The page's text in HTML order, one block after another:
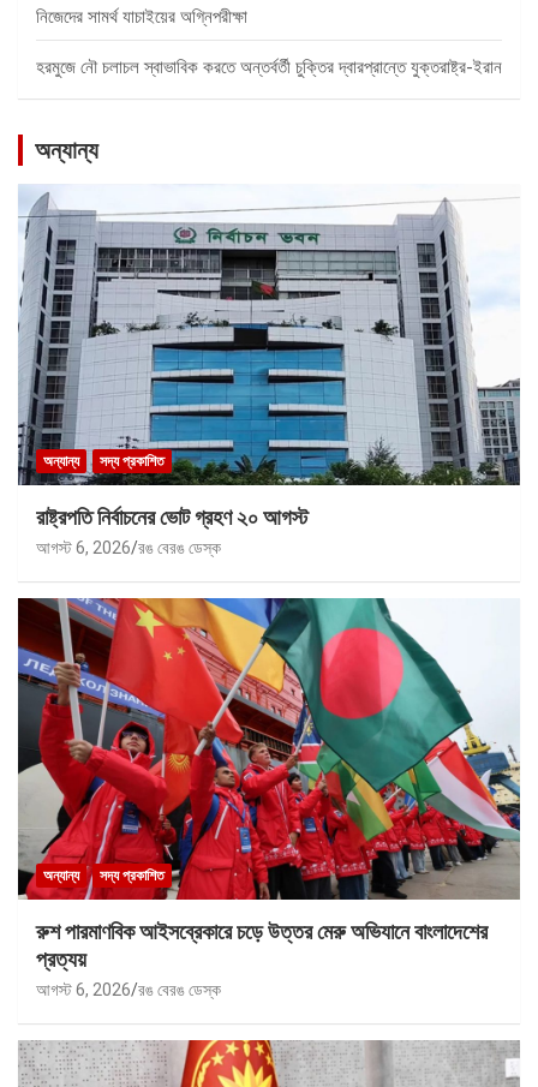
নিজেদের সামর্থ যাচাইয়ের অগ্নিপরীক্ষা
হরমুজে নৌ চলাচল স্বাভাবিক করতে অন্তর্বর্তী চুক্তির দ্বারপ্রান্তে যুক্তরাষ্ট্র-ইরান
অন্যান্য
অন্যান্য সদ্য প্রকাশিত
রাষ্ট্রপতি নির্বাচনের ভোট গ্রহণ ২০ আগস্ট
আগস্ট 6, 2026 রঙ বেরঙ ডেস্ক
অন্যান্য সদ্য প্রকাশিত
রুশ পারমাণবিক আইসব্রেকারে চড়ে উত্তর মেরু অভিযানে বাংলাদেশের
প্রত্যয়
আগস্ট 6, 2026 রঙ বেরঙ ডেস্ক